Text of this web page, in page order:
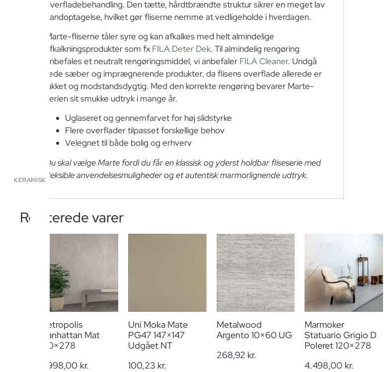
KERAMISK
overfladebehandling. Den tætte, hårdtbrændte struktur sikrer en meget lav
vandoptagelse, hvilket gør fliserne nemme at vedligeholde i hverdagen.
Marte-fliserne tåler syre og kan afkalkes med helt almindelige
afkalkningsprodukter som fx FILA Deter Dek. Til almindelig rengøring
anbefales et neutralt rengøringsmiddel, vi anbefaler FILA Cleaner. Undgå
fede sæber og imprægnerende produkter, da flisens overflade allerede er
lukket og modstandsdygtig. Med den korrekte rengøring bevarer Marte-
serien sit smukke udtryk i mange år.
Uglaseret og gennemfarvet for høj slidstyrke
Flere overflader tilpasset forskellige behov
Velegnet til både bolig og erhverv
Du skal vælge Marte fordi du får en klassisk og yderst holdbar fliseserie med
fleksible anvendelsesmuligheder og et autentisk marmorlignende udtryk.
Relaterede varer
Metropolis
Manhattan Mat
120×278
2.998,00 kr.
Uni Moka Mate
PG47 147×147
Udgået NT
100,23 kr.
Metalwood
Argento 10×60 UG
268,92 kr.
Marmoker
Statuario Grigio D
Poleret 120×278
4.498,00 kr.